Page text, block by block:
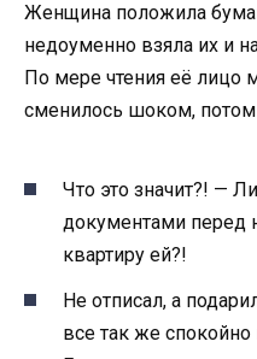
Женщина положила
недоуменно взяла их и
По мере чтения её лицо
сменилось шоком,
Что это значит?! —
документами перед
квартиру ей?!
Не отписал, а
все так же